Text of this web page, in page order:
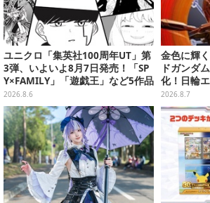
ユニクロ「集英社100周年UT」第
3弾、いよいよ8月7日発売！「SP
Y×FAMILY」「遊戯王」など5作品
をデザイン
2026.8.6
金色に輝
ドガンダ
化！日輪
刷新した豪
2026.8.7